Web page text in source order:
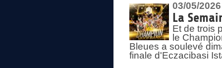
03/05/2026
La
Et de trois
le
Bleues a soulevé
finale d'Eczacibasi